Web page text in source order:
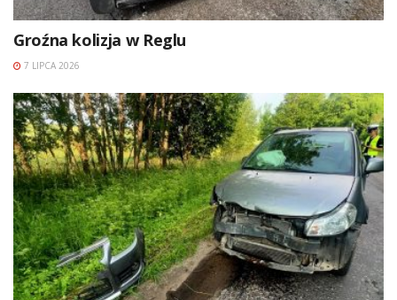
Groźna kolizja w Reglu
7 LIPCA 2026